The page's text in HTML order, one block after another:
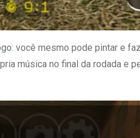
você mesmo pode pintar e
música no final da rodada e